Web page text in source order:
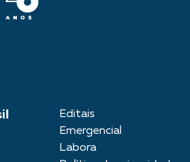
Editais
Emergencial
Labora